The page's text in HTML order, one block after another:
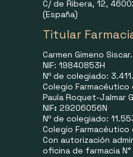
C/ de Ribera, 12,
(España)
Titular
Carmen Gimeno Siscar.
NIF: 19840853H
Nº de colegiado: 3.411.
Colegio Farmacéutico
Paula Roquet-Jalmar
NIF: 29206056N
Nº de colegiado:
Colegio Farmacéutico
Con autorización
oficina de farmacia N°